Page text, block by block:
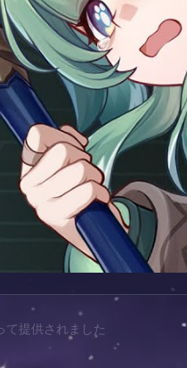
て提供されました